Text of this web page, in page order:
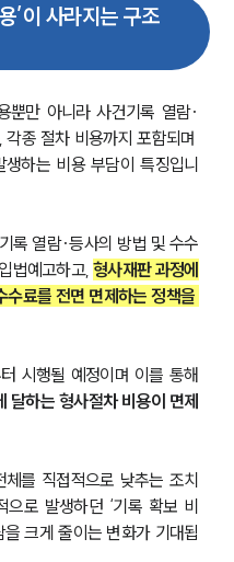
’이 사라지는 구조
뿐만 아니라 사건기록 열람·
종 절차 비용까지 포함되며
하는 비용 부담이 특징입니
록 열람·등사의 방법 및 수수
법예고하고, 형사재판 과정에
료를 전면 면제하는 정책을
시행될 예정이며 이를 통해
달하는 형사절차 비용이 면제
를 직접적으로 낮추는 조치
로 발생하던 ‘기록 확보 비
크게 줄이는 변화가 기대됩